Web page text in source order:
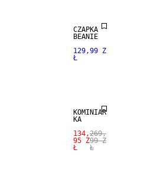
CZAPKA
BEANIE
129,99 Z
Ł
KOMINIAR
KA
134,
95 Z
Ł
269,
99 Z
Ł
MIESZANKA